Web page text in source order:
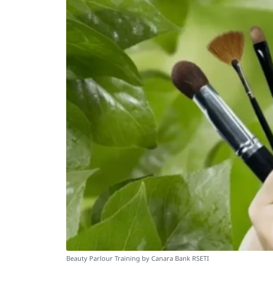
Beauty Parlour Training by Canara Bank RSETI